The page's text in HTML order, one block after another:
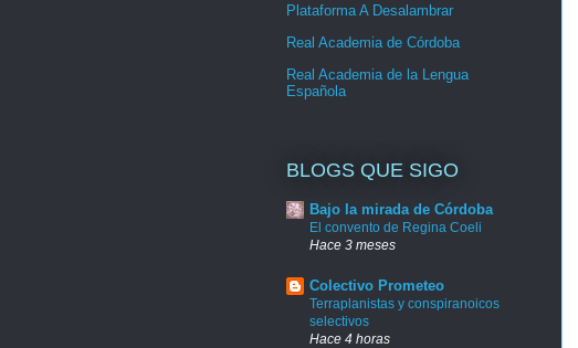
Plataforma A Desalambrar
Real Academia de Córdoba
Real Academia de la Lengua
Española
BLOGS QUE SIGO
Bajo la mirada de Córdoba
El convento de Regina Coeli
Hace 3 meses
Colectivo Prometeo
Terraplanistas y conspiranoicos
selectivos
Hace 4 horas